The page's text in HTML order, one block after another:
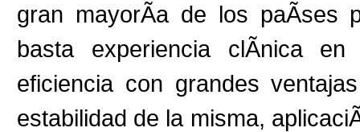
gran mayorÃ­a de los paÃ­ses
basta experiencia clÃ­nica
eficiencia con grandes
estabilidad de la misma,